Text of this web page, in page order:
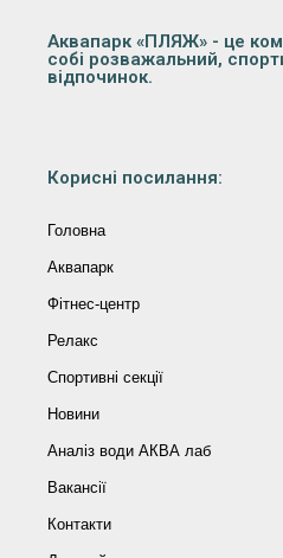
Аквапарк «ПЛЯЖ» - це
собі розважальний,
відпочинок.
Корисні посилання:
Головна
Аквапарк
Фітнес-центр
Релакс
Спортивні секції
Новини
Аналіз води АКВА лаб​
Вакансії
Контакти